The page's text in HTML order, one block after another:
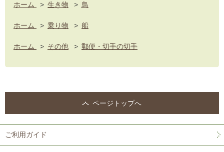
ホーム > 生き物 > 鳥
ホーム > 乗り物 > 船
ホーム > その他 > 郵便・切手の切手
ページトップへ
ご利用ガイド